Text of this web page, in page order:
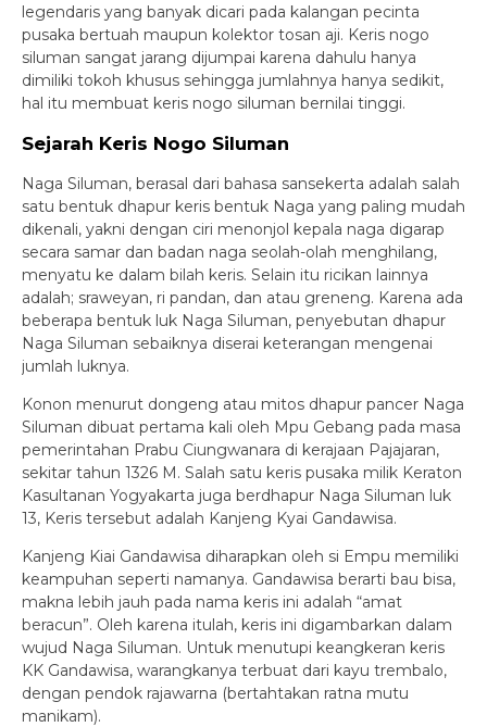
legendaris yang banyak dicari pada kalangan pecinta
pusaka bertuah maupun kolektor tosan aji. Keris nogo
siluman sangat jarang dijumpai karena dahulu hanya
dimiliki tokoh khusus sehingga jumlahnya hanya sedikit,
hal itu membuat keris nogo siluman bernilai tinggi.
Sejarah Keris Nogo Siluman
Naga Siluman, berasal dari bahasa sansekerta adalah salah
satu bentuk dhapur keris bentuk Naga yang paling mudah
dikenali, yakni dengan ciri menonjol kepala naga digarap
secara samar dan badan naga seolah-olah menghilang,
menyatu ke dalam bilah keris. Selain itu ricikan lainnya
adalah; sraweyan, ri pandan, dan atau greneng. Karena ada
beberapa bentuk luk Naga Siluman, penyebutan dhapur
Naga Siluman sebaiknya diserai keterangan mengenai
jumlah luknya.
Konon menurut dongeng atau mitos dhapur pancer Naga
Siluman dibuat pertama kali oleh Mpu Gebang pada masa
pemerintahan Prabu Ciungwanara di kerajaan Pajajaran,
sekitar tahun 1326 M. Salah satu keris pusaka milik Keraton
Kasultanan Yogyakarta juga berdhapur Naga Siluman luk
13, Keris tersebut adalah Kanjeng Kyai Gandawisa.
Kanjeng Kiai Gandawisa diharapkan oleh si Empu memiliki
keampuhan seperti namanya. Gandawisa berarti bau bisa,
makna lebih jauh pada nama keris ini adalah “amat
beracun”. Oleh karena itulah, keris ini digambarkan dalam
wujud Naga Siluman. Untuk menutupi keangkeran keris
KK Gandawisa, warangkanya terbuat dari kayu trembalo,
dengan pendok rajawarna (bertahtakan ratna mutu
manikam).